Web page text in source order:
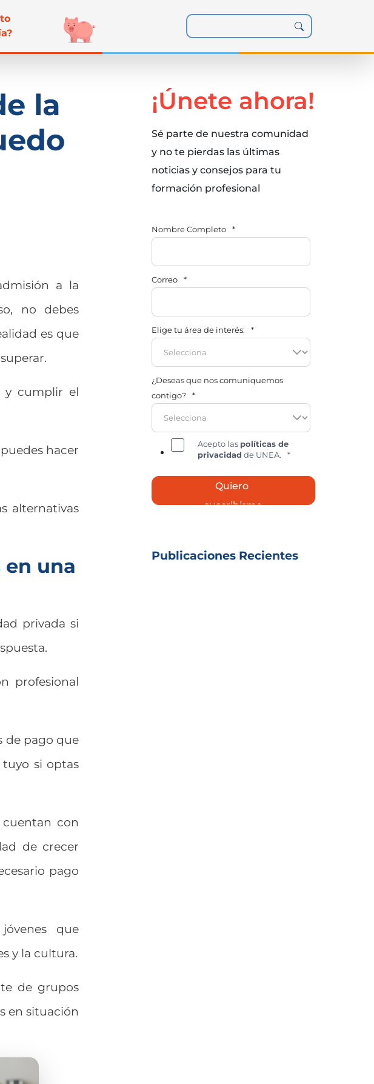
la
a la
no debes
es que
y cumplir el
hacer
alternativas
en una
privada si
profesional
de pago que
si optas
con
de crecer
pago
que
y la cultura.
de grupos
en situación
¡Únete ahora!
Sé parte de nuestra comunidad
y no te pierdas las últimas
noticias y consejos para tu
formación profesional
Nombre Completo *
Correo *
Elige tu área de interés: *
¿Deseas que nos comuniquemos
contigo?
*
Acepto las políticas de
privacidad de UNEA. *
Publicaciones Recientes